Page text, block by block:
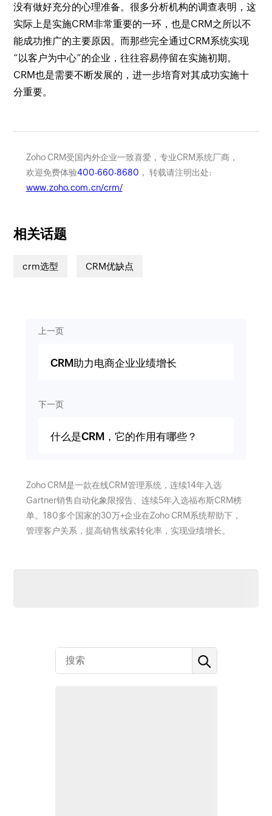
没有做好充分的心理准备。很多分析机构的调查表明，这
实际上是实施CRM非常重要的一环，也是CRM之所以不
能成功推广的主要原因。而那些完全通过CRM系统实现
“以客户为中心”的企业，往往容易停留在实施初期。
CRM也是需要不断发展的，进一步培育对其成功实施十
分重要。
Zoho CRM受国内外企业一致喜爱，专业CRM系统厂商，
欢迎免费体验400-660-8680 ， 转载请注明出处:
www.zoho.com.cn/crm/
相关话题
crm选型 CRM优缺点
上一页
CRM助力电商企业业绩增长
下一页
什么是CRM，它的作用有哪些？
Zoho CRM是一款在线CRM管理系统，连续14年入选
Gartner销售自动化象限报告、连续5年入选福布斯CRM榜
单。180多个国家的30万+企业在Zoho CRM系统帮助下，
管理客户关系，提高销售线索转化率，实现业绩增长。